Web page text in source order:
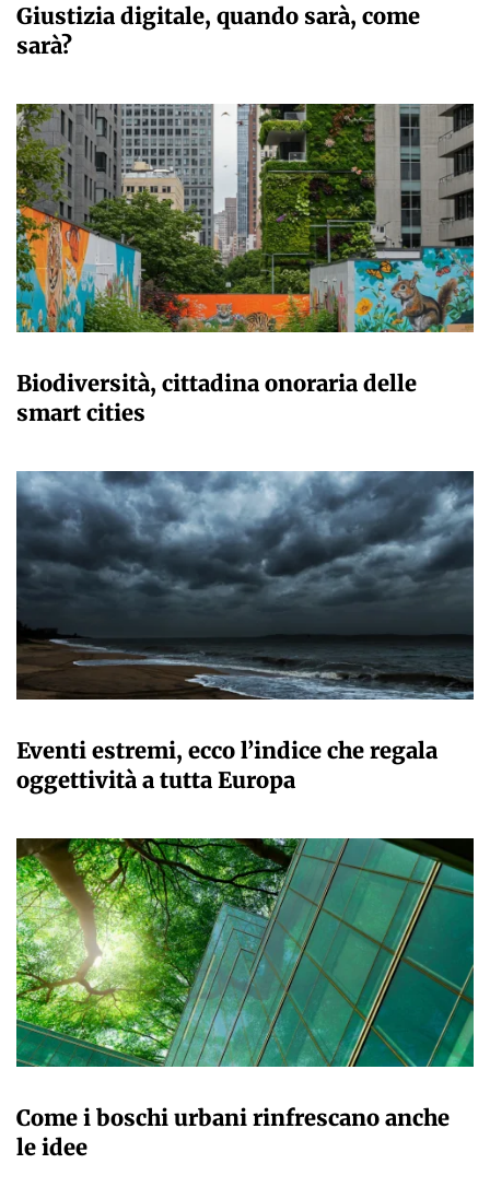
Giustizia digitale, quando sarà, come
sarà?
Biodiversità, cittadina onoraria delle
smart cities
Eventi estremi, ecco l’indice che regala
oggettività a tutta Europa
Come i boschi urbani rinfrescano anche
le idee